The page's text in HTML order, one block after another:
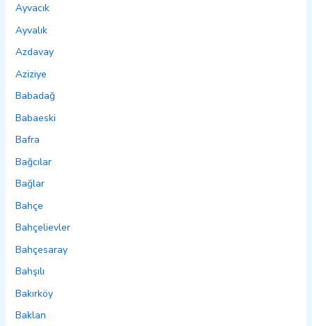
Ayvacık
Ayvalık
Azdavay
Aziziye
Babadağ
Babaeski
Bafra
Bağcılar
Bağlar
Bahçe
Bahçelievler
Bahçesaray
Bahşılı
Bakırköy
Baklan